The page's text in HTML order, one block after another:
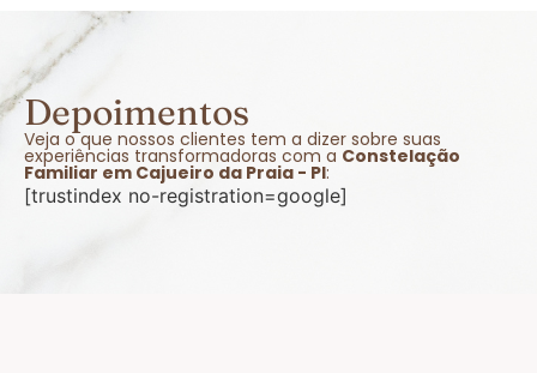
Depoimentos
Veja o que nossos clientes tem a dizer sobre suas
experiências transformadoras com a Constelação
Familiar em Cajueiro da Praia - PI:
[trustindex no-registration=google]